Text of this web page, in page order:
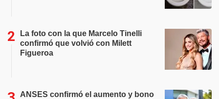
La foto con la que Marcelo Tinelli
confirmó que volvió con Milett
Figueroa
ANSES confirmó el aumento y bono